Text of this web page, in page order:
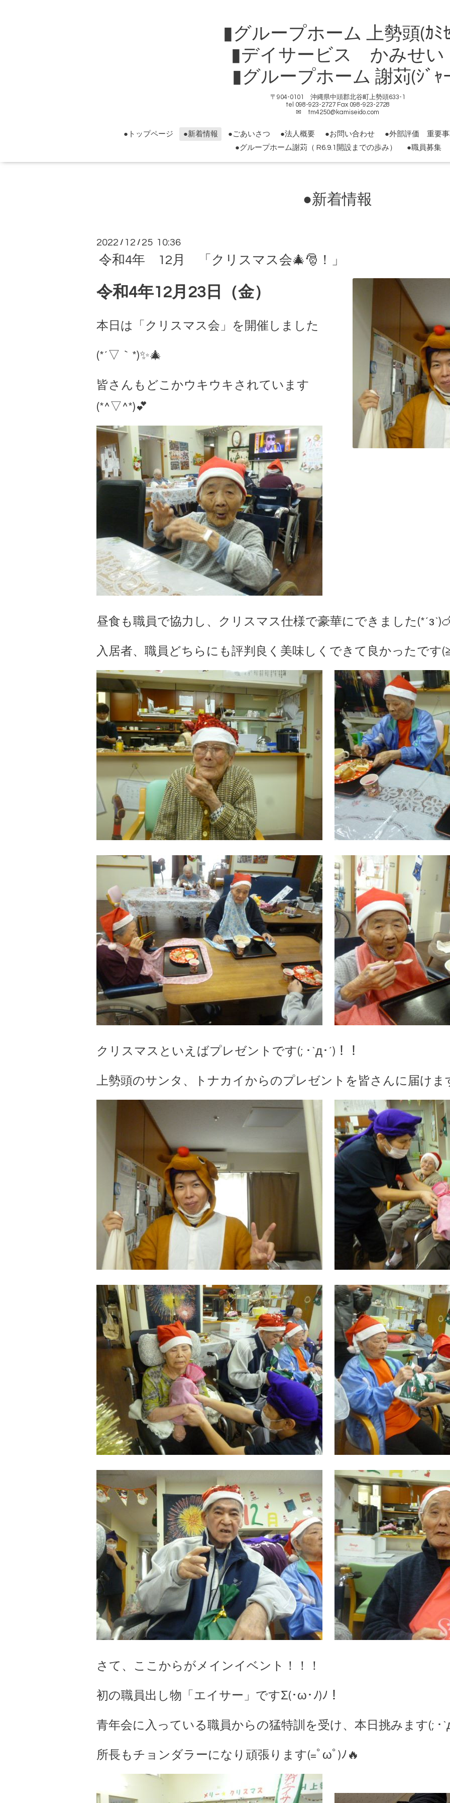
▮グループホーム 上勢頭(ｶ
▮デイサービス かみせい
▮グループホーム 謝苅(ｼﾞｬｰ
〒904-0101 沖縄県中頭郡北谷町上勢頭633-1
tel 098-923-2727 Fax 098-923-2728
✉ tm4250@kamiseido.com
●トップページ ●新着情報 ●ごあいさつ ●法人概要 ●お問い合わせ
●外部評価 重要事
●グループホーム謝苅（ R6.9.1開設までの歩み）
●職員募集
●新着情報
2022 / 12 / 25 10:36
令和4年 12月 「クリスマス会🎄🎅！」
令和4年12月23日（金）
本日は「クリスマス会」を開催しました
(*´▽｀*)✨🎄
皆さんもどこかウキウキされています
(*^▽^*)💕
昼食も職員で協力し、クリスマス仕様で豪華にできました
入居者、職員どちらにも評判良く美味しくできて良かったです
クリスマスといえばプレゼントです(; ･`д･´)！！
上勢頭のサンタ、トナカイからのプレゼントを皆さんに届け
さて、ここからがメインイベント！！！
初の職員出し物「エイサー」ですΣ(･ω･ﾉ)ﾉ！
青年会に入っている職員からの猛特訓を受け、本日挑みます(; ･
所長もチョンダラーになり頑張ります(=ﾟωﾟ)ﾉ🔥